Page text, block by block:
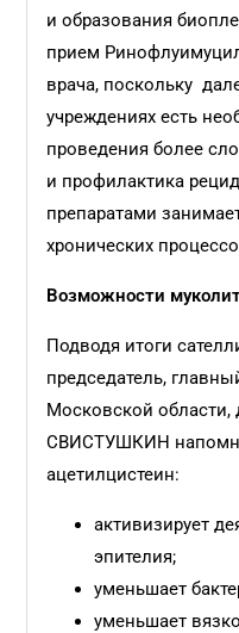
и образования
прием
врача, поскольку
учреждениях есть
проведения более
и профилактика
препаратами
хронических
Возможности
Подводя итоги
председатель,
Московской
СВИСТУШКИН
ацетилцистеин:
активизирует
эпителия;
уменьшает
уменьшает